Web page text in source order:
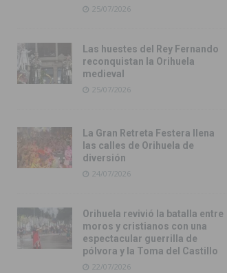
25/07/2026
Las huestes del Rey Fernando
reconquistan la Orihuela
medieval
25/07/2026
La Gran Retreta Festera llena
las calles de Orihuela de
diversión
24/07/2026
Orihuela revivió la batalla entre
moros y cristianos con una
espectacular guerrilla de
pólvora y la Toma del Castillo
22/07/2026